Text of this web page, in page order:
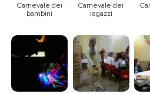
Carnevale dei
bambini
Carnevale dei
ragazzi